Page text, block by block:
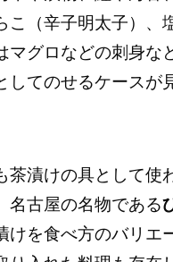
こ（辛子明太子）、
マグロなどの刺身な
してのせるケースが
茶漬けの具として使
名古屋の名物である
けを食べ方のバリエ